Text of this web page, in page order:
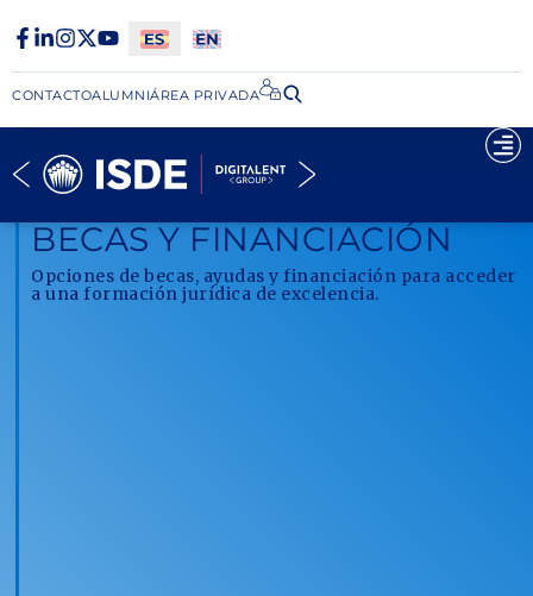
CONTACTOALUMNIÁREA PRIVADA​
BECAS Y FINANCIACIÓN
Opciones de becas, ayudas y financiación para acceder
a una formación jurídica de excelencia.